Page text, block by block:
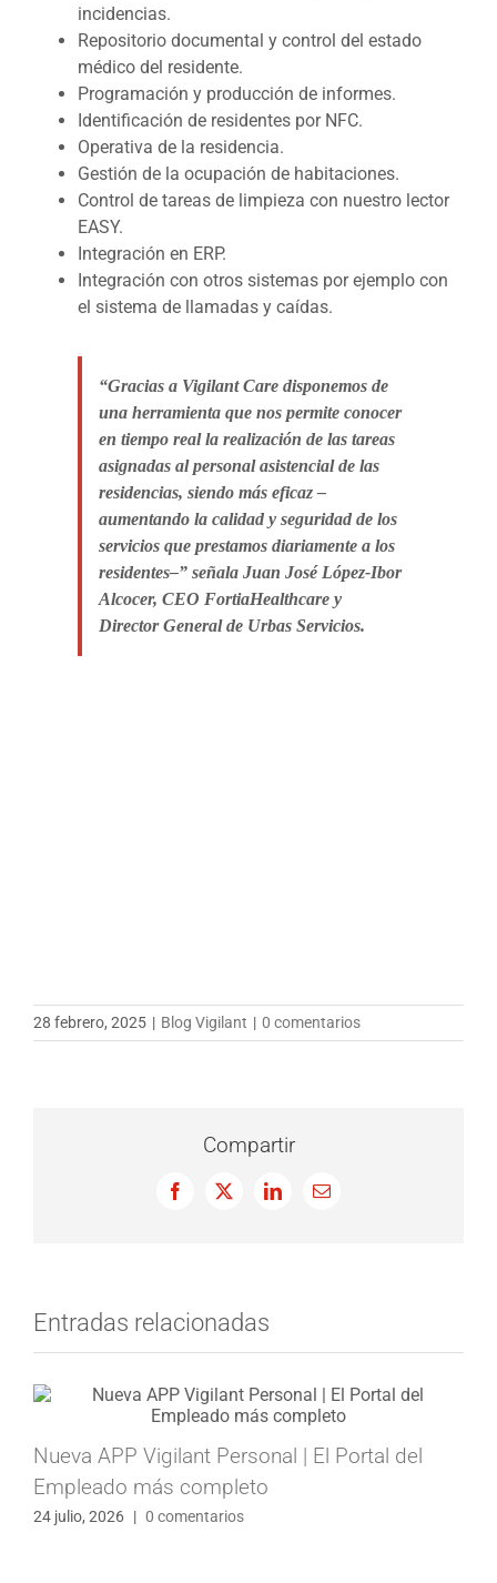
incidencias.
Repositorio documental y control del estado
médico del residente.
Programación y producción de informes.
Identificación de residentes por NFC.
Operativa de la residencia.
Gestión de la ocupación de habitaciones.
Control de tareas de limpieza con nuestro lector
EASY.
Integración en ERP.
Integración con otros sistemas por ejemplo con
el sistema de llamadas y caídas.
“Gracias a Vigilant Care disponemos de
una herramienta que nos permite conocer
en tiempo real la realización de las tareas
asignadas al personal asistencial de las
residencias, siendo más eficaz –
aumentando la calidad y seguridad de los
servicios que prestamos diariamente a los
residentes–” señala Juan José López-Ibor
Alcocer, CEO FortiaHealthcare y
Director General de Urbas Servicios.
28 febrero, 2025 | Blog Vigilant | 0 comentarios
Compartir
Facebook
X LinkedInCorreo
Entradas relacionadas
Nueva APP Vigilant Personal | El Portal del
Empleado más completo
24 julio, 2026 | 0 comentarios